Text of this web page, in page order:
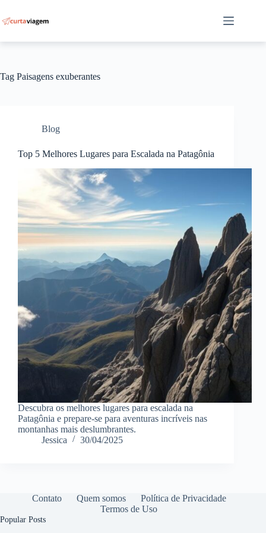
para
o
Tag Paisagens exuberantes
Blog
Top 5 Melhores Lugares para Escalada na Patagônia
Descubra os melhores lugares para escalada na
Patagônia e prepare-se para aventuras incríveis nas
montanhas mais deslumbrantes.
Jessica
30/04/2025
Contato Quem somos
Política de Privacidade
Termos de Uso
Popular Posts